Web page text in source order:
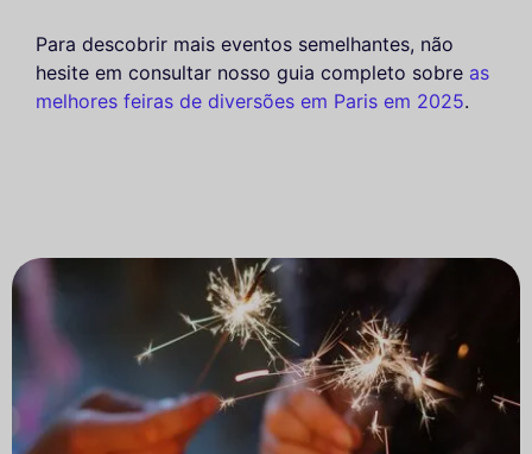
Para descobrir mais eventos semelhantes, não
hesite em consultar nosso guia completo sobre as
melhores feiras de diversões em Paris em 2025.